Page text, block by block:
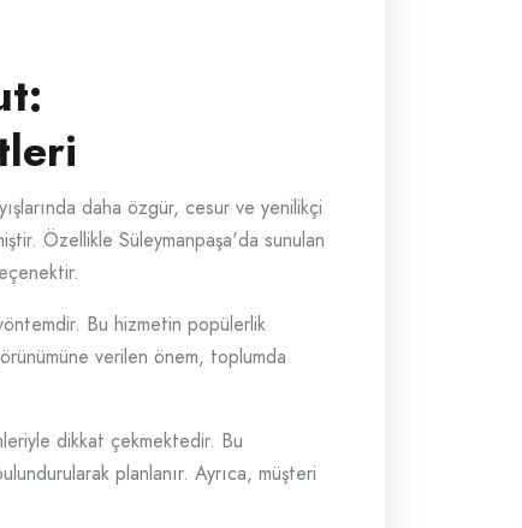
daha özgür, cesur ve yenilikçi
Özellikle Süleymanpaşa'da sunulan
Bu hizmetin popülerlik
verilen önem, toplumda
dikkat çekmektedir. Bu
planlanır. Ayrıca, müşteri